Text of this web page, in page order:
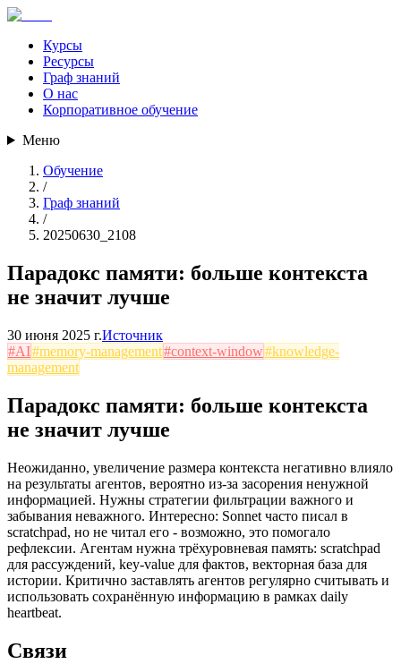
Курсы
Ресурсы
Граф знаний
О нас
Корпоративное обучение
Меню
Обучение
/
Граф знаний
/
20250630_2108
Парадокс памяти: больше контекста
не значит лучше
30 июня 2025 г.Источник
#AI#memory-management#context-window#knowledge-
management
Парадокс памяти: больше контекста
не значит лучше
Неожиданно, увеличение размера контекста негативно влияло
на результаты агентов, вероятно из-за засорения ненужной
информацией. Нужны стратегии фильтрации важного и
забывания неважного. Интересно: Sonnet часто писал в
scratchpad, но не читал его - возможно, это помогало
рефлексии. Агентам нужна трёхуровневая память: scratchpad
для рассуждений, key-value для фактов, векторная база для
истории. Критично заставлять агентов регулярно считывать и
использовать сохранённую информацию в рамках daily
heartbeat.
Связи